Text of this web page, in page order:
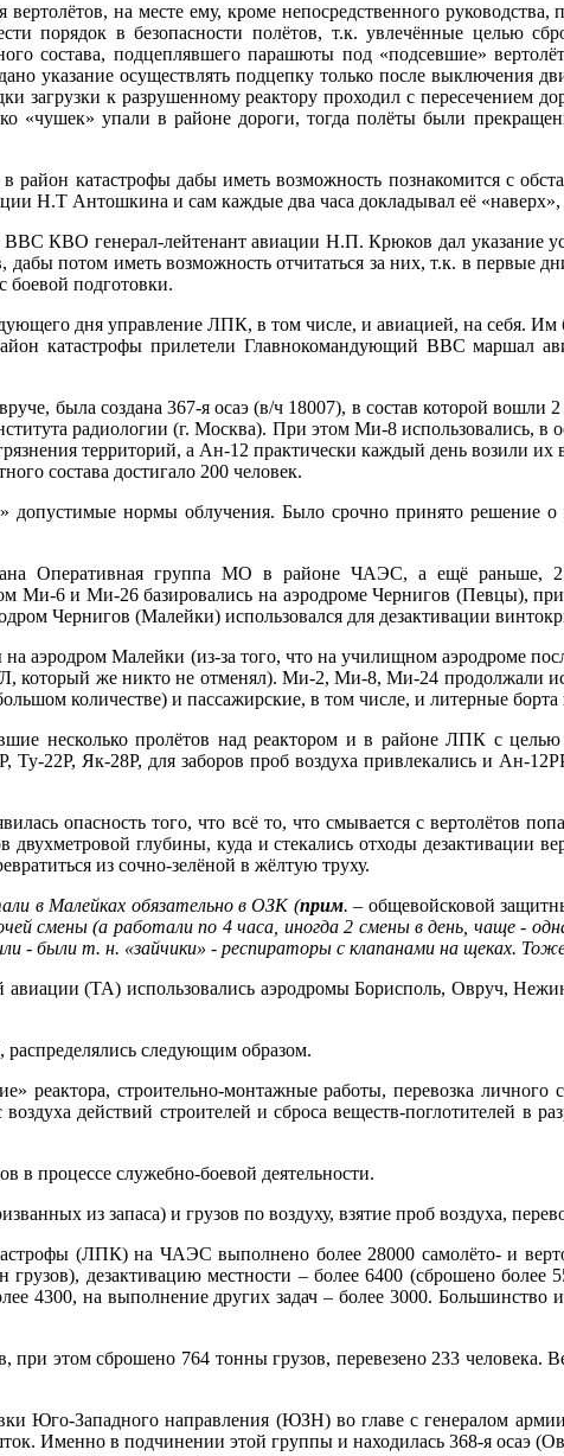
на месте ему, кроме непосредственного
порядок в безопасности полётов, т.к. увлечённые целью
состава, подцеплявшего парашюты под «подсевшие»
осуществлять подцепку только после выключения
загрузки к разрушенному реактору проходил с пересечением
«чушек» упали в районе дороги, тогда полёты были
катастрофы дабы иметь возможность познакомится с
Н.Т Антошкина и сам каждые два часа докладывал её
КВО генерал-лейтенант авиации Н.П. Крюков дал указание
потом иметь возможность отчитаться за них, т.к. в первые
боевой подготовки.
дня управление ЛПК, в том числе, и авиацией, на себя.
катастрофы прилетели Главнокомандующий ВВС
была создана 367-я осаэ (в/ч 18007), в состав которой
радиологии (г. Москва). При этом Ми-8 использовались, в
территорий, а Ан-12 практически каждый день возили
состава достигало 200 человек.
допустимые нормы облучения. Было срочно принято решение
Оперативная группа МО в районе ЧАЭС, а ещё раньше, 27
Ми-6 и Ми-26 базировались на аэродроме Чернигов (Певцы),
Чернигов (Малейки) использовался для дезактивации
Малейки (из-за того, что на училищном аэродроме
который же никто не отменял). Ми-2, Ми-8, Ми-24 продолжали
количестве) и пассажирские, в том числе, и литерные
несколько пролётов над реактором и в районе ЛПК с
22Р, Як-28Р, для заборов проб воздуха привлекались и Ан-
опасность того, что всё то, что смывается с вертолётов
глубины, куда и стекались отходы дезактивации
из сочно-зелёной в жёлтую труху.
в Малейках обязательно в ОЗК (прим. – общевойсковой
смены (а работали по 4 часа, иногда 2 смены в день, чаще -
- были т. н. «зайчики» - респираторы с клапанами на щеках.
(ТА) использовались аэродромы Борисполь, Овруч,
следующим образом.
строительно-монтажные работы, перевозка личного
действий строителей и сброса веществ-поглотителей в
в процессе служебно-боевой деятельности.
из запаса) и грузов по воздуху, взятие проб воздуха,
(ЛПК) на ЧАЭС выполнено более 28000 самолёто- и
дезактивацию местности – более 6400 (сброшено
4300, на выполнение других задач – более 3000. Большинство
этом сброшено 764 тонны грузов, перевезено 233 человека.
Юго-Западного направления (ЮЗН) во главе с генералом
Именно в подчинении этой группы и находилась 368-я осаэ